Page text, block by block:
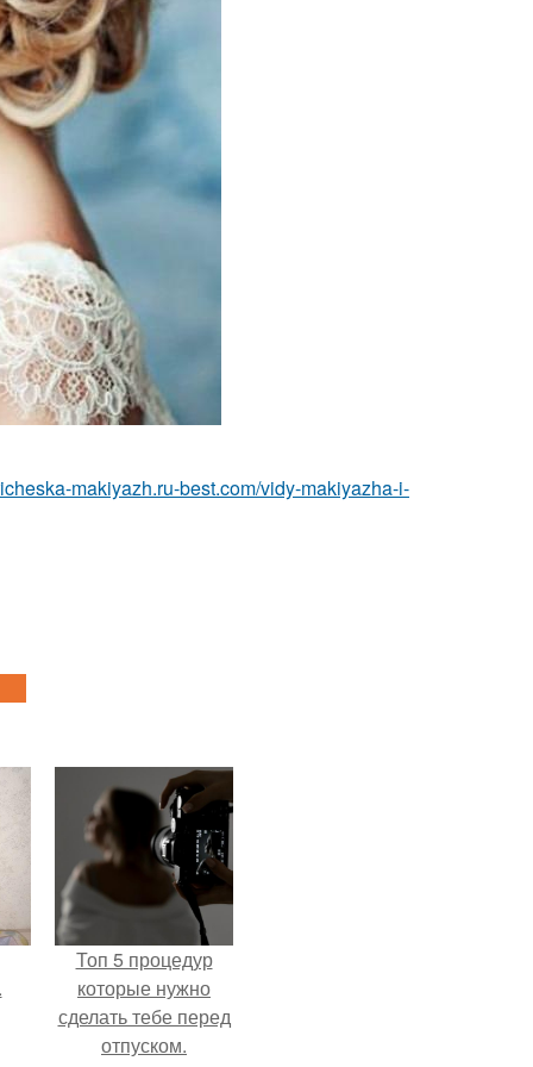
makiyazh.ru-best.com/vidy-makiyazha-i-
Топ 5 процедур
которые нужно
сделать тебе перед
отпуском.